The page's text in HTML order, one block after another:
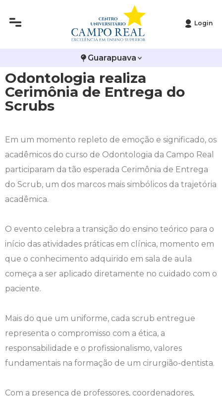
Login
Guarapuava
Odontologia realiza
Cerimônia de Entrega do
Scrubs
Em um momento repleto de emoção e significado, os
acadêmicos do curso de Odontologia da Campo Real
participaram da tão esperada Cerimônia de Entrega
do Scrub, um dos marcos mais simbólicos da trajetória
acadêmica.
O evento celebra a transição do ensino teórico para o
início das atividades práticas em clínica, momento em
que o conhecimento adquirido em sala de aula
começa a ser aplicado diretamente no cuidado com o
paciente.
Mais do que um uniforme, cada scrub entregue
representa o compromisso com a ética, a
responsabilidade e o profissionalismo, valores
fundamentais na formação de um cirurgião-dentista.
Com a presença de professores, coordenadores,
Infraestrutura
Editais
Publicações Institucionais
Arquitetura e Urbanismo
Biomedicina
Ciências Contábeis
Direito
Enfermagem
Engenharia Agronômica
Engenharia de Software
Engenharia Mecânica
Farmácia
Medicina
Medicina Veterinária
Vestibular de Inverno
Vestibular de Medicina
2ª Via de Boleto
Atestado de Matrícula
Atividades Complementares e Sociais
Biblioteca
Calendário Acadêmico
Calendário de Provas
Carteirinha de Estudante
Ensalamento
Manual do Acadêmico
Manual de Formatura
Minha Biblioteca
Núcleo de Apoio Psicopedagógico
Avalie a Campo Real
Bolsas e Incentivos
CPA
COLAP
Comissão de Ética no Uso de Animais
Comitê de Ética em Pesquisa
Diploma Digital
Editais
Infocampo
Intercampo
NAPP e NAPC
Portal do Egresso